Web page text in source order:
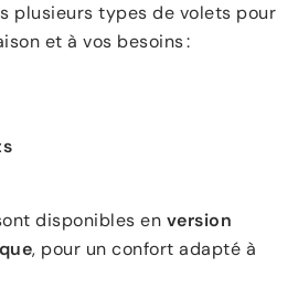
plusieurs types de volets pour
et à vos besoins :
disponibles en version
, pour un confort adapté à